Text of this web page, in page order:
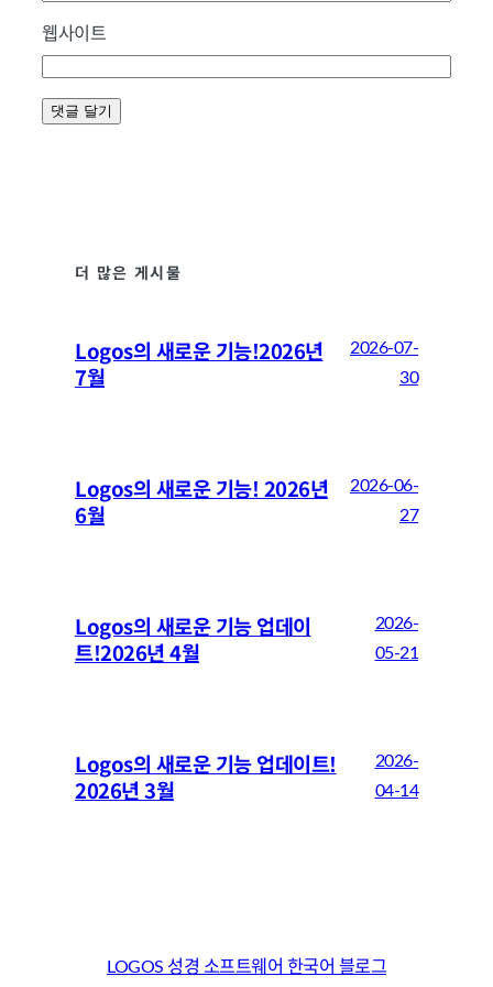
웹사이트
더 많은 게시물
Logos의 새로운 기능!2026년
7월
2026-07-
30
Logos의 새로운 기능! 2026년
6월
2026-06-
27
Logos의 새로운 기능 업데이
트!2026년 4월
2026-
05-21
Logos의 새로운 기능 업데이트!
2026년 3월
2026-
04-14
LOGOS 성경 소프트웨어 한국어 블로그